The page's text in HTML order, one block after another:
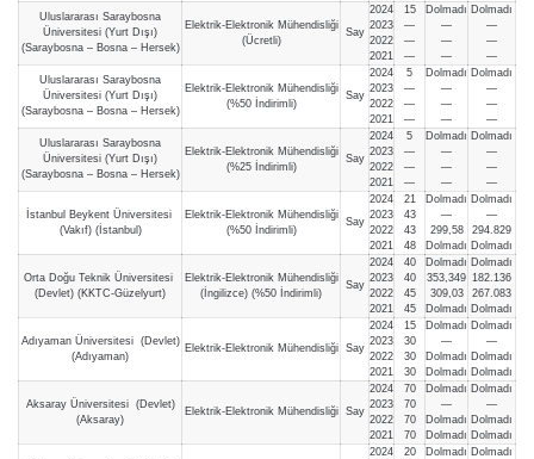
Uluslararası Saraybosna
Üniversitesi (Yurt Dışı)
(Saraybosna – Bosna – Hersek)
Elektrik-Elektronik Mühendisliği
(Ücretli)
Say
2024
2023
2022
2021
15
—
—
—
Dolmadı
—
—
—
Dolmadı
—
—
—
Uluslararası Saraybosna
Üniversitesi (Yurt Dışı)
(Saraybosna – Bosna – Hersek)
Elektrik-Elektronik Mühendisliği
(%50 İndirimli)
Say
2024
2023
2022
2021
5
—
—
—
Dolmadı
—
—
—
Dolmadı
—
—
—
Uluslararası Saraybosna
Üniversitesi (Yurt Dışı)
(Saraybosna – Bosna – Hersek)
Elektrik-Elektronik Mühendisliği
(%25 İndirimli)
Say
2024
2023
2022
2021
5
—
—
—
Dolmadı
—
—
—
Dolmadı
—
—
—
İstanbul Beykent Üniversitesi
(Vakıf) (İstanbul)
Elektrik-Elektronik Mühendisliği
(%50 İndirimli)
Say
2024
2023
2022
2021
21
43
43
48
Dolmadı
—
299,58
Dolmadı
Dolmadı
—
294.829
Dolmadı
Orta Doğu Teknik Üniversitesi
(Devlet) (KKTC-Güzelyurt)
Elektrik-Elektronik Mühendisliği
(İngilizce) (%50 İndirimli)
Say
2024
2023
2022
2021
40
40
45
45
Dolmadı
353,349
309,03
Dolmadı
Dolmadı
182.136
267.083
Dolmadı
Adıyaman Üniversitesi (Devlet)
(Adıyaman)
Elektrik-Elektronik Mühendisliği Say
2024
2023
2022
2021
15
30
30
30
Dolmadı
—
Dolmadı
Dolmadı
Dolmadı
—
Dolmadı
Dolmadı
Aksaray Üniversitesi (Devlet)
(Aksaray)
Elektrik-Elektronik Mühendisliği Say
2024
2023
2022
2021
70
70
70
70
Dolmadı
—
Dolmadı
Dolmadı
Dolmadı
—
Dolmadı
Dolmadı
2024
20
Dolmadı Dolmadı